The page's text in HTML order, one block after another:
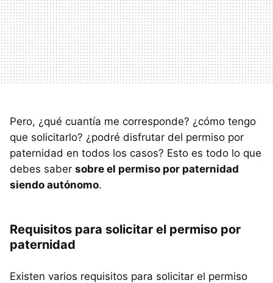
Pero, ¿qué cuantía me corresponde? ¿cómo tengo
que solicitarlo? ¿podré disfrutar del permiso por
paternidad en todos los casos? Esto es todo lo que
debes saber sobre el permiso por paternidad
siendo autónomo.
Requisitos para solicitar el permiso por
paternidad
Existen varios requisitos para solicitar el permiso